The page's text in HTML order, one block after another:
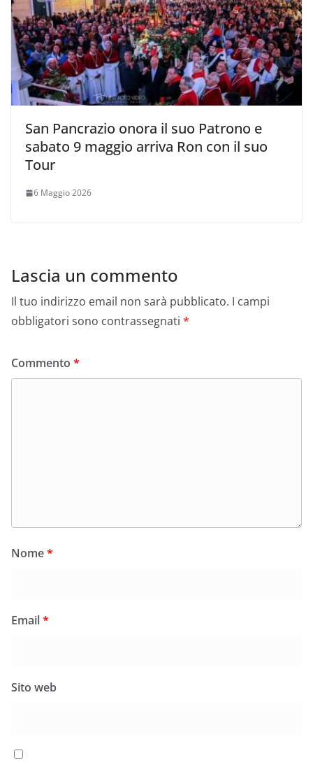
San Pancrazio onora il suo Patrono e
sabato 9 maggio arriva Ron con il suo
Tour
6 Maggio 2026
Lascia un commento
Il tuo indirizzo email non sarà pubblicato. I campi
obbligatori sono contrassegnati *
Commento *
Nome*
Email*
Sito web